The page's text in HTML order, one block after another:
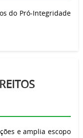
do Pró-Integridade
e amplia escopo